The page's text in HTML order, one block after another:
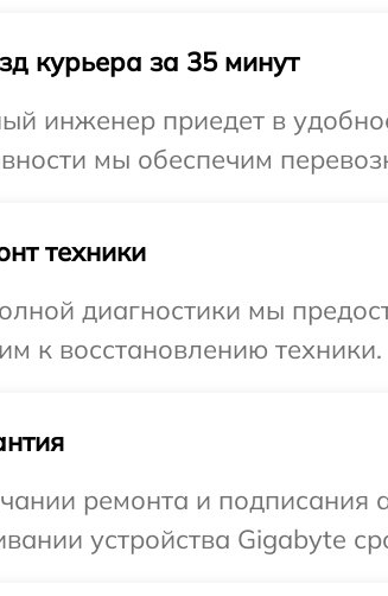
курьера за 35 минут
инженер приедет в
мы обеспечим
техники
диагностики мы
к восстановлению техники.
ремонта и подписания
устройства Gigabyte